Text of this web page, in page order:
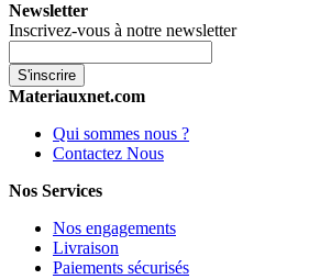
Newsletter
Inscrivez-vous à notre newsletter
S'inscrire
Materiauxnet.com
Qui sommes nous ?
Contactez Nous
Nos Services
Nos engagements
Livraison
Paiements sécurisés